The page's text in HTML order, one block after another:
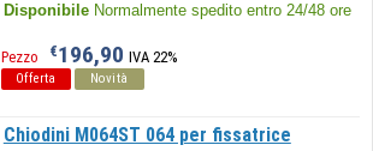
Disponibile Normalmente spedito entro 24/48 ore
Pezzo €196,90 IVA 22%
Offerta Novità
Chiodini M064ST 064 per fissatrice